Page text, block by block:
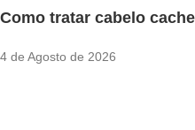
Como tratar cabelo
4 de Agosto de 2026